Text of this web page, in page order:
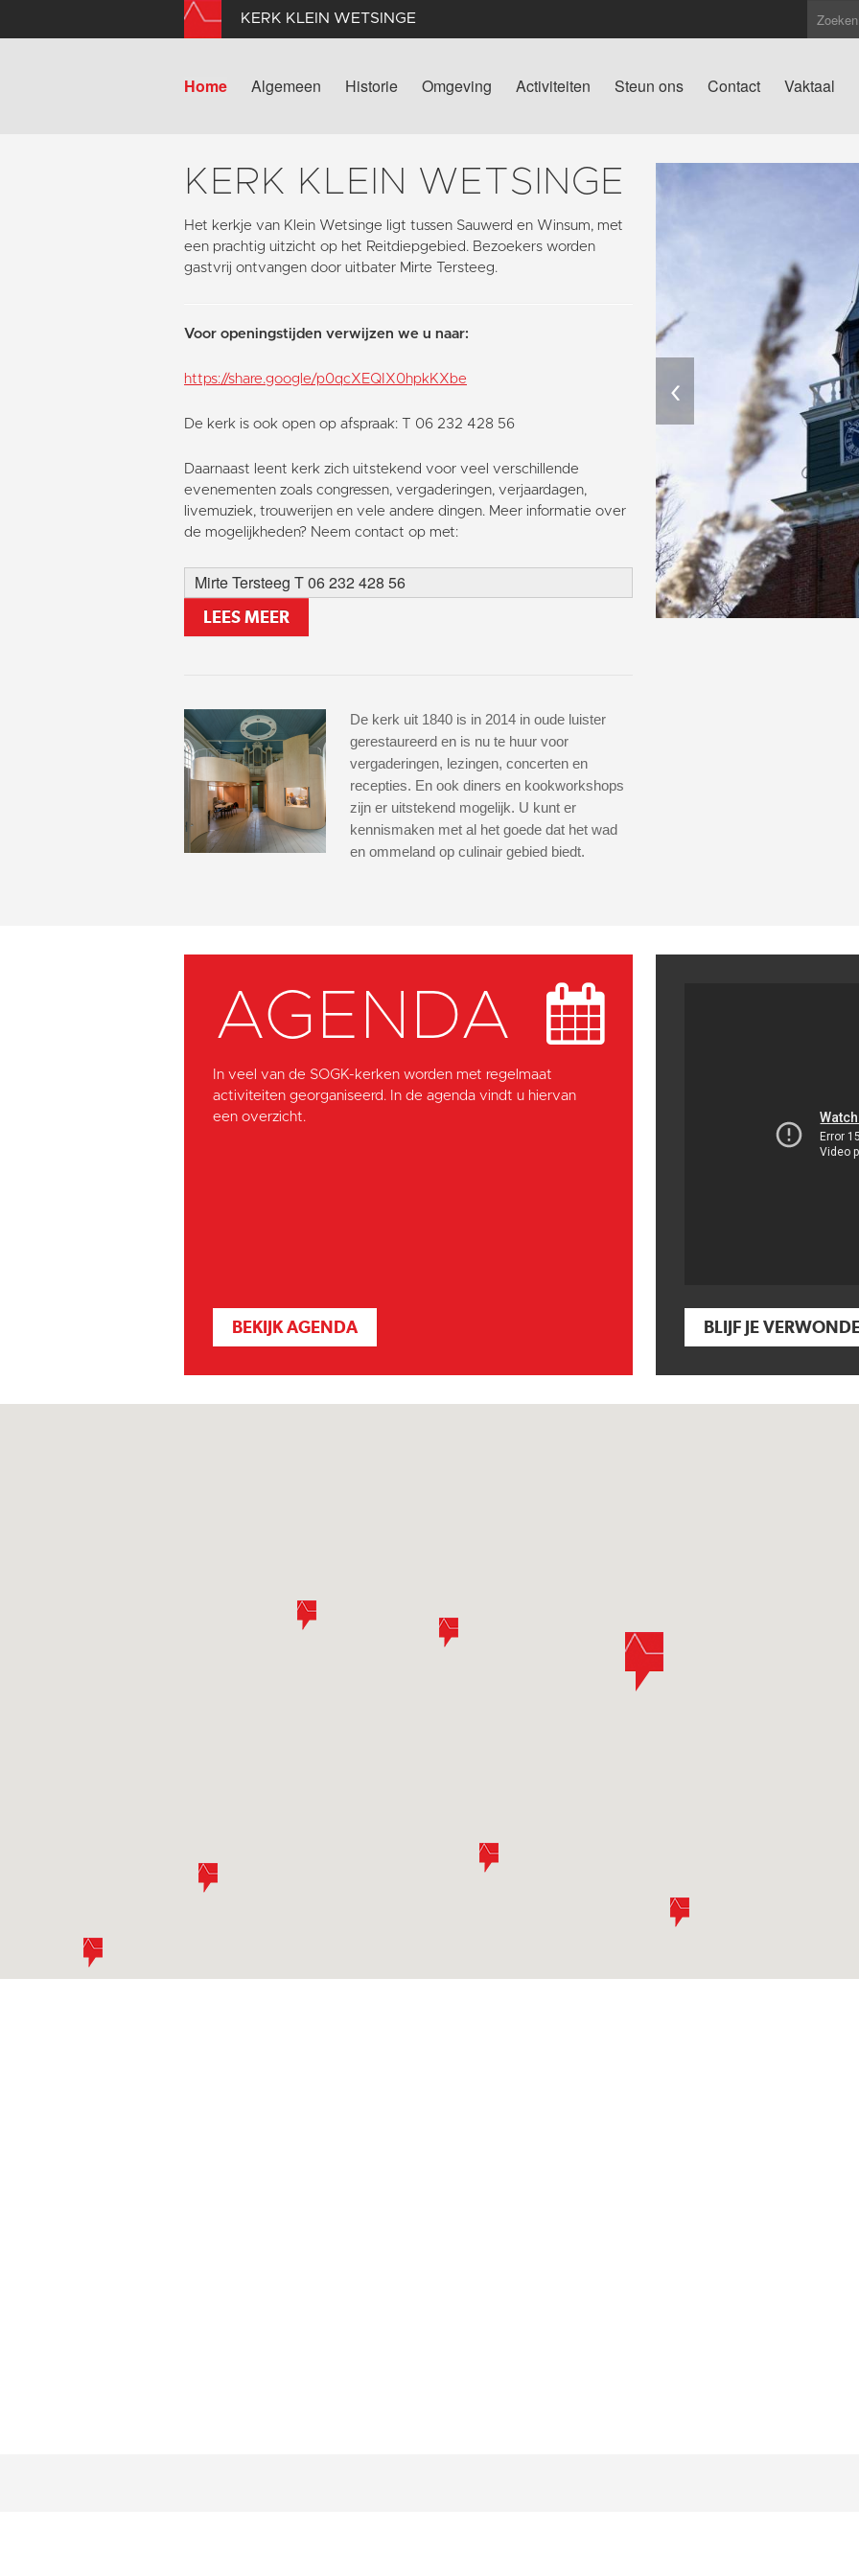
KERK KLEIN WETSINGE
Home Algemeen Historie Omgeving Activiteiten Steun ons Contact Vaktaal
KERK KLEIN WETSINGE
Het kerkje van Klein Wetsinge ligt tussen Sauwerd en Winsum, met
een prachtig uitzicht op het Reitdiepgebied. Bezoekers worden
gastvrij ontvangen door uitbater Mirte Tersteeg.
Voor openingstijden verwijzen we u naar:
https://share.google/p0qcXEQIX0hpkKXbe
De kerk is ook open op afspraak: T 06 232 428 56
Daarnaast leent kerk zich uitstekend voor veel verschillende
evenementen zoals congressen, vergaderingen, verjaardagen,
livemuziek, trouwerijen en vele andere dingen. Meer informatie over
de mogelijkheden? Neem contact op met:
Mirte Tersteeg T 06 232 428 56
LEES MEER
De kerk uit 1840 is in 2014 in oude luister
gerestaureerd en is nu te huur voor
vergaderingen, lezingen, concerten en
recepties. En ook diners en kookworkshops
zijn er uitstekend mogelijk. U kunt er
kennismaken met al het goede dat het wad
en ommeland op culinair gebied biedt.
‹
AGENDA
In veel van de SOGK-kerken worden met regelmaat
activiteiten georganiseerd. In de agenda vindt u hiervan
een overzicht.
BEKIJK AGENDA BLIJF JE